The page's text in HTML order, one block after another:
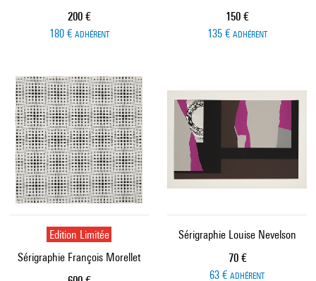
Prix ​​actuel
200 €
180 € ADHÉRENT
Prix ​​actuel
150 €
135 € ADHÉRENT
Edition Limitée
Sérigraphie François Morellet
Sérigraphie Louise Nevelson
Prix ​​actuel
70 €
63 € ADHÉRENT